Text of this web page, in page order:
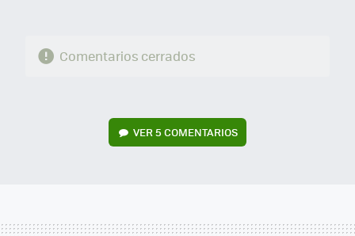
Comentarios cerrados
VER5 COMENTARIOS